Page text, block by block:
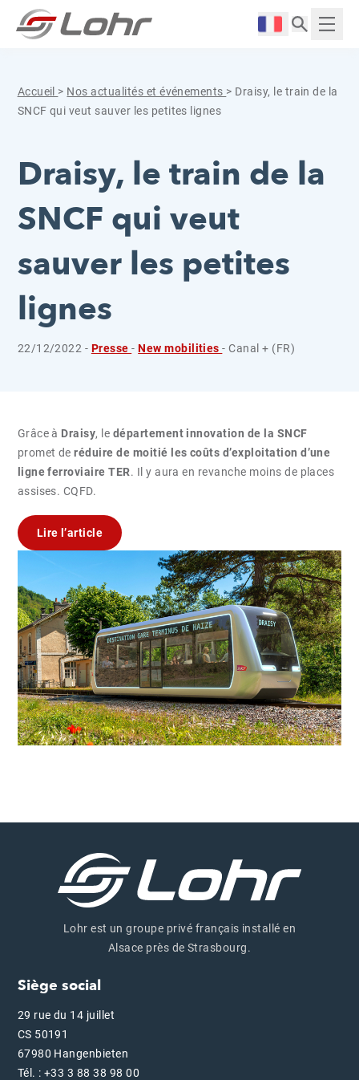
Aller directement au contenu
Langue :
Accueil > Nos actualités et événements > Draisy, le train de la
SNCF qui veut sauver les petites lignes
Draisy, le train de la
SNCF qui veut
sauver les petites
lignes
22/12/2022 - Presse-New mobilities- Canal + (FR)
Grâce à Draisy, le département innovation de la SNCF
promet deréduire de moitié les coûts d’exploitation d’une
ligne ferroviaire TER. Il y aura en revanche moins de places
assises. CQFD.
Lire l’article
Lohr est un groupe privé français installé en
Alsace près de Strasbourg.
Siège social
29 rue du 14 juillet
CS 50191
67980 Hangenbieten
Tél. : +33 3 88 38 98 00
Panneau de gestion des cookies